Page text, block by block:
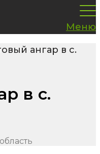
Меню
ангар в с.
в с.